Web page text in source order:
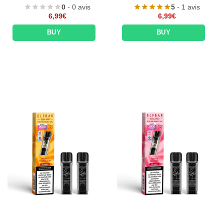
0 - 0 avis
6,99€
BUY
5 - 1 avis
6,99€
BUY